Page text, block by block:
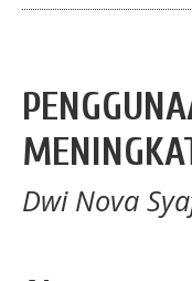
Dwi Nova